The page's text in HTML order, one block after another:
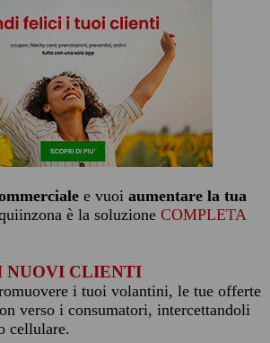
e vuoi aumentare la tua
è la soluzione COMPLETA
NUOVI CLIENTI
i tuoi volantini, le tue offerte
verso i consumatori, intercettandoli
cellulare.